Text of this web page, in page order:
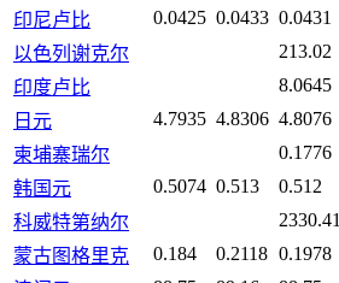
印尼卢比
0.0425 0.0433 0.0431
以色列谢克尔
213.02
印度卢比
8.0645
日元
4.7935 4.8306 4.8076
柬埔寨瑞尔
0.1776
韩国元
0.5074 0.513
0.512
科威特第纳尔
2330.41
蒙古图格里克
0.184 0.2118 0.1978